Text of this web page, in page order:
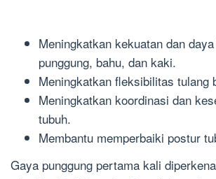
Meningkatkan kekuatan dan
punggung, bahu, dan kaki.
Meningkatkan fleksibilitas tulang
Meningkatkan koordinasi dan
tubuh.
Membantu memperbaiki postur
Gaya punggung pertama kali